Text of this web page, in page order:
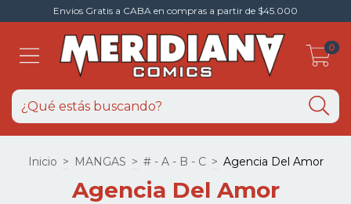
Envios Gratis a CABA en compras a partir de $45.000
0
Inicio > MANGAS > # - A - B - C > Agencia Del Amor
Agencia Del Amor